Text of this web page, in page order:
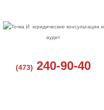
юридические консультации и
аудит
(473) 240-90-40